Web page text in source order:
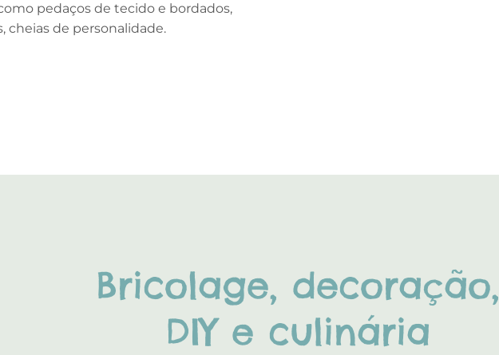
pedaços de tecido e bordados,
cheias de personalidade.
Bricolage, decoração,
DIY e culinária